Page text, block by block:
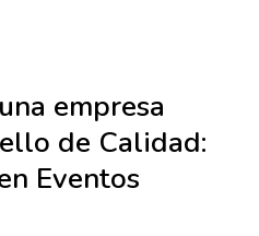
empresa
de Calidad:
Eventos